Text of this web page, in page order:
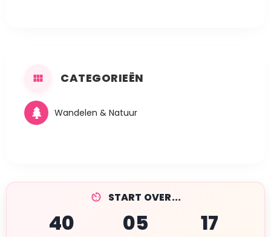
CATEGORIEËN
Wandelen & Natuur
START OVER...
40 05 17